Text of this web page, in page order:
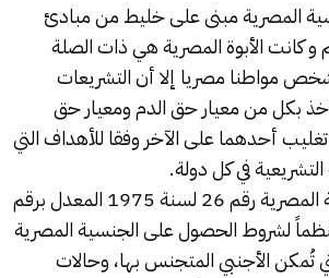
المصرية مبنى على خليط من مبادئ
كانت الأبوة المصرية هي ذات الصلة
مواطنا مصريا إلا أن التشريعات
بكل من معيار حق الدم ومعيار حق
تغليب أحدهما على الآخر وفقا للأهداف التي
في كل دولة.
وصدر قانون الجنسية المصرية رقم 26 لسنة 1975 المعدل برقم
لسنة 2019 منظماً لشروط الحصول على الجنسية المصرية
تُمكن الأجنبي المتجنس بها، وحالات